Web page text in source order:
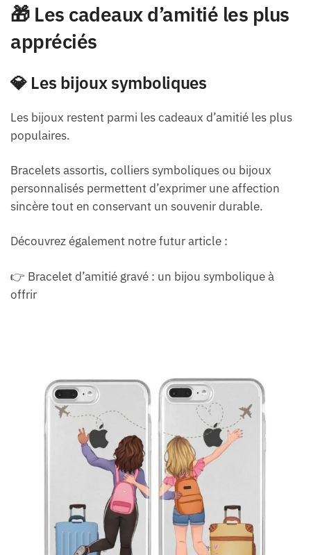
🎁 Les cadeaux d’amitié les plus
appréciés
💎 Les bijoux symboliques
Les bijoux restent parmi les cadeaux d’amitié les plus
populaires.
Bracelets assortis, colliers symboliques ou bijoux
personnalisés permettent d’exprimer une affection
sincère tout en conservant un souvenir durable.
Découvrez également notre futur article :
👉 Bracelet d’amitié gravé : un bijou symbolique à
offrir